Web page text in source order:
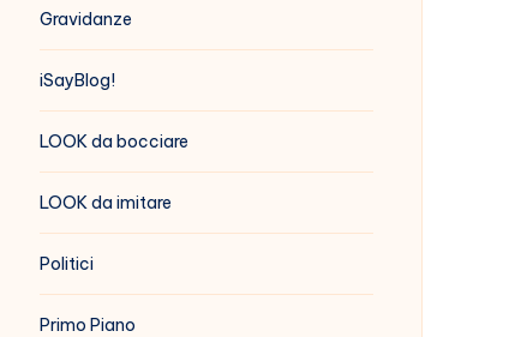
Gravidanze
iSayBlog!
LOOK da bocciare
LOOK da imitare
Politici
Primo Piano